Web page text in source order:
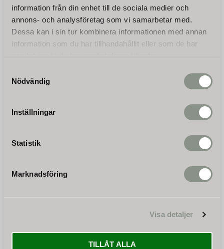
information från din enhet till de sociala medier och
annons- och analysföretag som vi samarbetar med.
Dessa kan i sin tur kombinera informationen med annan
information som du har tillhandahållit eller som de har
Nödvändig
Inställningar
Statistik
Marknadsföring
Visa detaljer
TILLÅT ALLA
beprövad teknik och
intelligenta förbättringar.
30 000 KR
mångsidiga flishugg. Snabb
hemleverans!
19 500
BX-92RS traktor